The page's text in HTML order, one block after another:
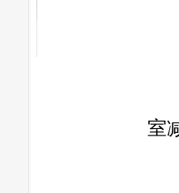
室